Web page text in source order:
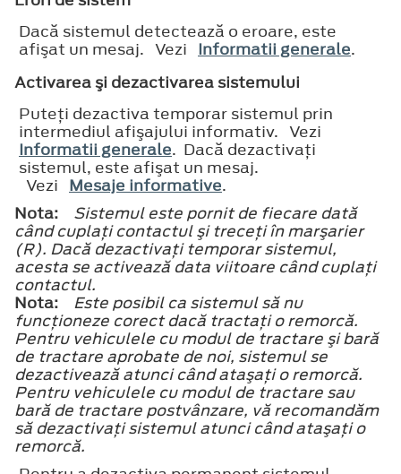
Dacă sistemul detectează o eroare, este
afişat un mesaj. Vezi Informatii generale.
Activarea şi dezactivarea sistemului
Puteţi dezactiva temporar sistemul prin
intermediul afişajului informativ. Vezi
Informatii generale. Dacă dezactivaţi
sistemul, este afişat un mesaj.
Vezi Mesaje informative.
Nota:
Sistemul este pornit de fiecare dată
când cuplaţi contactul şi treceţi în marşarier
(R). Dacă dezactivaţi temporar sistemul,
acesta se activează data viitoare când cuplaţi
contactul.
Nota:
Este posibil ca sistemul să nu
funcţioneze corect dacă tractaţi o remorcă.
Pentru vehiculele cu modul de tractare şi bară
de tractare aprobate de noi, sistemul se
dezactivează atunci când ataşaţi o remorcă.
Pentru vehiculele cu modul de tractare sau
bară de tractare postvânzare, vă recomandăm
să dezactivaţi sistemul atunci când ataşaţi o
remorcă.